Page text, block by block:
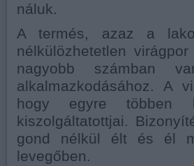
náluk.
A termés, azaz a
nélkülözhetetlen
nagyobb számban
alkalmazkodásához. A
hogy egyre többen
kiszolgáltatottjai.
gond nélkül élt és él
levegőben.